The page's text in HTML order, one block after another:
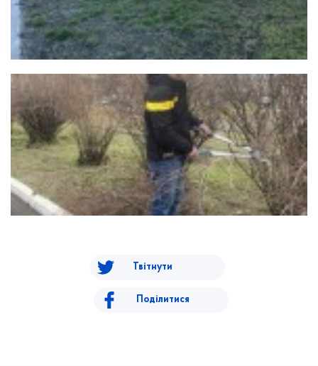
Твітнути
Поділитися